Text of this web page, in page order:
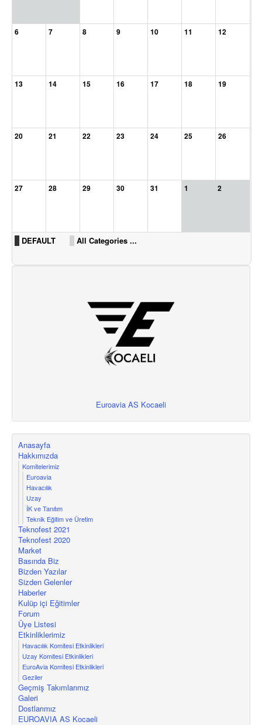
6 7 8 9 10 11 12
13 14 15 16 17 18 19
20 21 22 23 24 25 26
27 28 29 30 31 1 2
DEFAULT All Categories ...
Euroavia AS Kocaeli
Anasayfa
Hakkımızda
Komitelerimiz
Euroavia
Havacılık
Uzay
İK ve Tanıtım
Teknik Eğitim ve Üretim
Teknofest 2021
Teknofest 2020
Market
Basında Biz
Bizden Yazılar
Sizden Gelenler
Haberler
Kulüp içi Eğitimler
Forum
Üye Listesi
Etkinliklerimiz
Havacılık Komitesi Etkinlikleri
Uzay Komitesi Etkinlikleri
EuroAvia Komitesi Etkinlikleri
Geziler
Geçmiş Takımlarımız
Galeri
Dostlarımız
EUROAVIA AS Kocaeli